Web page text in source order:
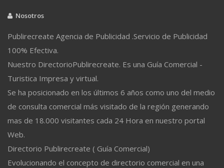
Nosotros
Publirecreate Agencia de Publicidad .Servicio de Publicidad
100% Efectiva.
Nuestro DirectorioPublirecreate. Es una Guía Comercial -
Turistica Impresa y virtual.
Se ha posicionado en los últimos 6 años como uno del medio
de consulta comercial más visitado de la región generando
mas de 18.000 visitantes cada 24 Hora en nuestro portal
Web.
Directorio Publirecreate ( Guía Comercial)
Evolucionando el concepto de directorio comercial en una